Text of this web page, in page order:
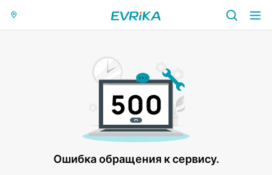
Ошибка обращения к сервису.